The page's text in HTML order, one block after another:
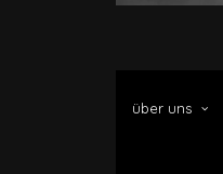
über uns